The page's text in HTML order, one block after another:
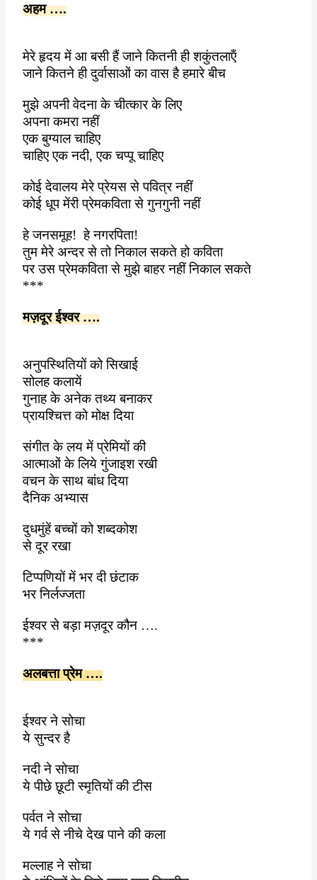
अहम ….
मेरे हृदय में आ बसी हैं जाने कितनी ही शकुंतलाऍं
जाने कितने ही दुर्वासाओं का वास है हमारे बीच
मुझे अपनी वेदना के चीत्कार के लिए
अपना कमरा नहीं
एक बुग्याल चाहिए
चाहिए एक नदी,एक चप्पू चाहिए
कोई देवालय मेरे प्रेयस से पवित्र नहीं
कोई धूप मेंरी प्रेमकविता से गुनगुनी नहीं
हे जनसमूह! हे नगरपिता!
तुम मेरे अन्दर से तो निकाल सकते हो कविता
पर उस प्रेमकविता से मुझे बाहर नहीं निकाल सकते
***
मज़दूर ईश्वर ….
अनुपस्थितियों को सिखाई
सोलह कलायें
गुनाह के अनेक तथ्य बनाकर
प्रायश्चित्त को मोक्ष दिया
संगीत के लय में प्रेमियों की
आत्माओं के लिये गुंजाइश रखी
वचन के साथ बांध दिया
दैनिक अभ्यास
दुधमुंहें बच्चों को शब्दकोश
से दूर रखा
टिप्पणियों में भर दी छंटाक
भर निर्लज्जता
ईश्वर से बड़ा मज़दूर कौन ….
***
अलबत्ता प्रेम ….
ईश्वर ने सोचा
ये सुन्दर है
नदी ने सोचा
ये पीछे छूटी स्मृतियों की टीस
पर्वत ने सोचा
ये गर्व से नीचे देख पाने की कला
मल्लाह ने सोचा